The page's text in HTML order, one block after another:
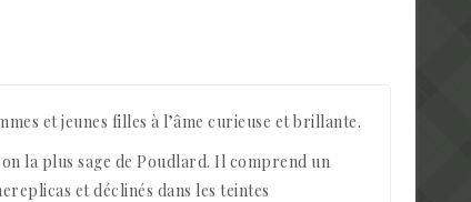
et jeunes filles à l’âme curieuse et brillante.
la plus sage de Poudlard. Il comprend un
et déclinés dans les teintes